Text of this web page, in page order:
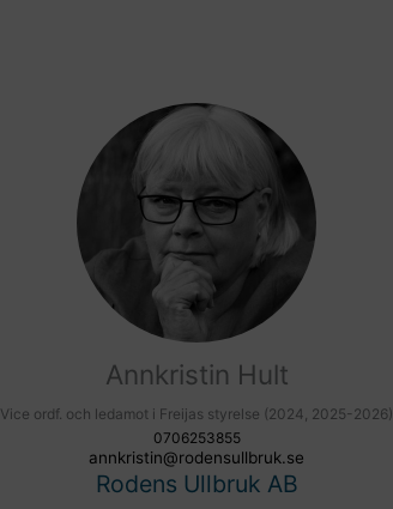
Annkristin Hult
Vice ordf. och ledamot i Freijas styrelse (2024, 2025-2026)
0706253855
annkristin@rodensullbruk.se
Rodens Ullbruk AB